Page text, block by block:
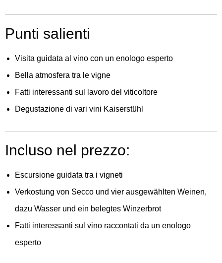
Punti salienti
Visita guidata al vino con un enologo esperto
Bella atmosfera tra le vigne
Fatti interessanti sul lavoro del viticoltore
Degustazione di vari vini Kaiserstühl
Incluso nel prezzo:
Escursione guidata tra i vigneti
Verkostung von Secco und vier ausgewählten Weinen,
dazu Wasser und ein belegtes Winzerbrot
Fatti interessanti sul vino raccontati da un enologo
esperto